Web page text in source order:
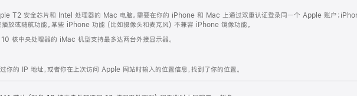
T2 安全芯片和 Intel 处理器的 Mac 电脑。需要在你的 iPhone 和 Mac 上通过双重认证登录同一个 Apple 账户；
放或随航功能。某些 iPhone 功能 (比如摄像头和麦克风) 不兼容 iPhone 镜像功能。
核中央处理器的 iMac 机型支持最多达两台外接显示器。
你的 IP 地址，或者你在上次访问 Apple 网站时输入的位置信息，找到了你的位置。